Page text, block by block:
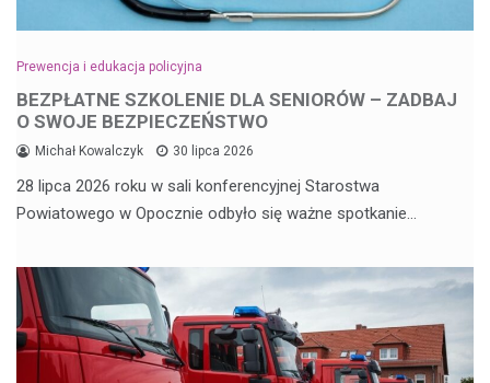
Prewencja i edukacja policyjna
BEZPŁATNE SZKOLENIE DLA SENIORÓW – ZADBAJ
O SWOJE BEZPIECZEŃSTWO
Michał Kowalczyk 30 lipca 2026
28 lipca 2026 roku w sali konferencyjnej Starostwa
Powiatowego w Opocznie odbyło się ważne spotkanie…